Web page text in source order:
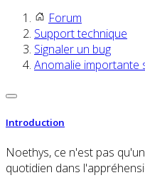
Forum
Support technique
Signaler un bug
Anomalie importante
Introduction
Noethys, ce n'est pas
quotidien dans